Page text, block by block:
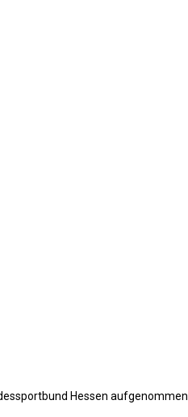
Hessen aufgenommen.